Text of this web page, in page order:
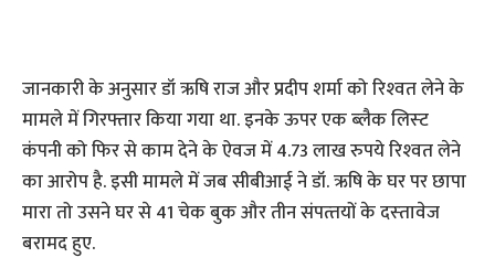
जानकारी के अनुसार डॉ ऋषि राज और प्रदीप शर्मा को रिश्‍वत लेने के
मामले में गिरफ्तार किया गया था. इनके ऊपर एक ब्‍लैक लिस्‍ट
कंपनी को फिर से काम देने के ऐवज में 4.73 लाख रुपये रिश्‍वत लेने
का आरोप है. इसी मामले में जब सीबीआई ने डॉ. ऋषि के घर पर छापा
मारा तो उसने घर से 41 चेक बुक और तीन संपत्‍तयों के दस्‍तावेज
बरामद हुए.